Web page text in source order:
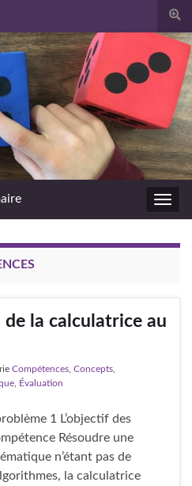
form
la calculatrice au
Compétences Concepts
Évaluation
1 L’objectif des
Résoudre une
n’étant pas de
la calculatrice